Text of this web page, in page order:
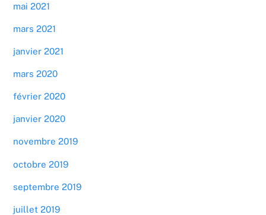
mai 2021
mars 2021
janvier 2021
mars 2020
février 2020
janvier 2020
novembre 2019
octobre 2019
septembre 2019
juillet 2019